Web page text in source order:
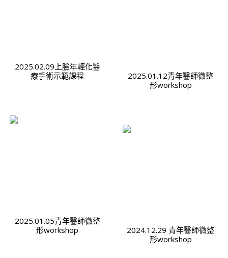
2025.02.09上臉年輕化醫
療手術示範課程
2025.01.12青年醫師微整
形workshop
2025.01.05青年醫師微整
形workshop
2024.12.29 青年醫師微整
形workshop